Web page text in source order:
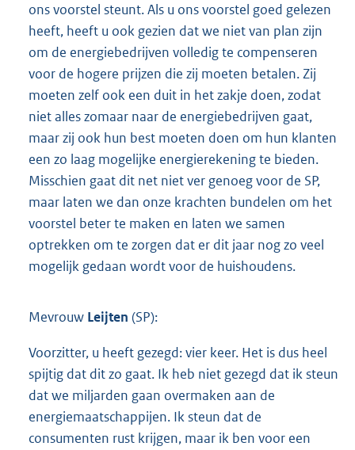
ons voorstel steunt. Als u ons voorstel goed gelezen
heeft, heeft u ook gezien dat we niet van plan zijn
om de energiebedrijven volledig te compenseren
voor de hogere prijzen die zij moeten betalen. Zij
moeten zelf ook een duit in het zakje doen, zodat
niet alles zomaar naar de energiebedrijven gaat,
maar zij ook hun best moeten doen om hun klanten
een zo laag mogelijke energierekening te bieden.
Misschien gaat dit net niet ver genoeg voor de SP,
maar laten we dan onze krachten bundelen om het
voorstel beter te maken en laten we samen
optrekken om te zorgen dat er dit jaar nog zo veel
mogelijk gedaan wordt voor de huishoudens.
Mevrouw Leijten (SP):
Voorzitter, u heeft gezegd: vier keer. Het is dus heel
spijtig dat dit zo gaat. Ik heb niet gezegd dat ik steun
dat we miljarden gaan overmaken aan de
energiemaatschappijen. Ik steun dat de
consumenten rust krijgen, maar ik ben voor een